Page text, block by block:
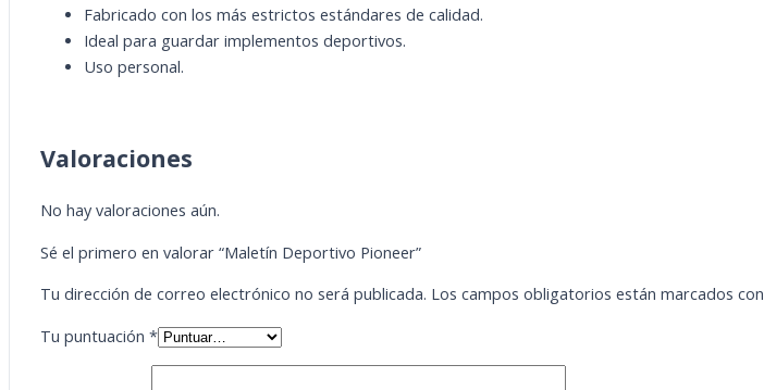
Fabricado con los más estrictos estándares de calidad.
Ideal para guardar implementos deportivos.
Uso personal.
Valoraciones
No hay valoraciones aún.
Sé el primero en valorar “Maletín Deportivo Pioneer”
Tu dirección de correo electrónico no será publicada. Los campos obligatorios están marcados con
Tu puntuación *